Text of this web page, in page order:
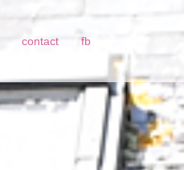
contact fb